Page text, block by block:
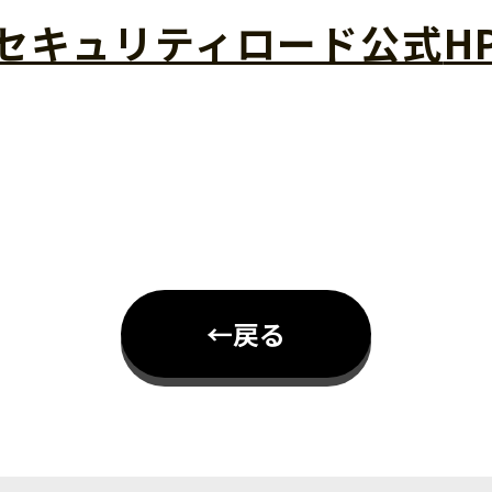
キュリティロード公式
←戻る